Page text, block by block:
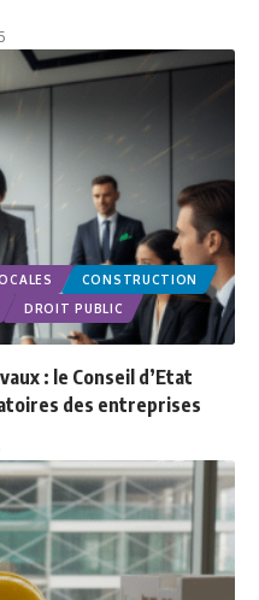
CONSTRUCTION
DROIT PUBLIC
: le Conseil d’Etat
des entreprises